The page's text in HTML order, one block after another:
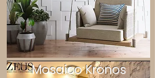
Mosaico Kronos